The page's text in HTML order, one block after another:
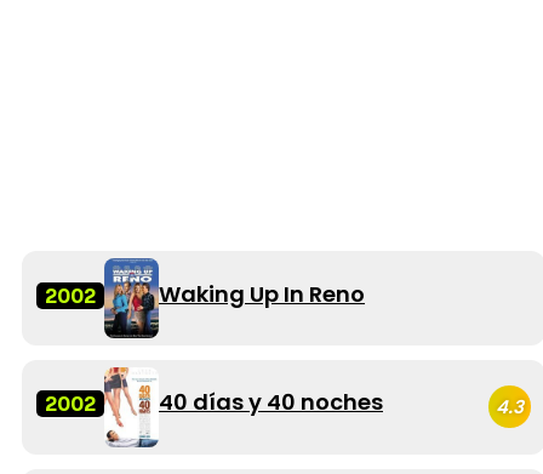
2002 Waking Up In Reno
2002 40 días y 40 noches 4.3